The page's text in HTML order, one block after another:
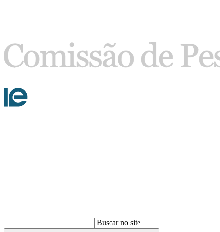
Buscar no site